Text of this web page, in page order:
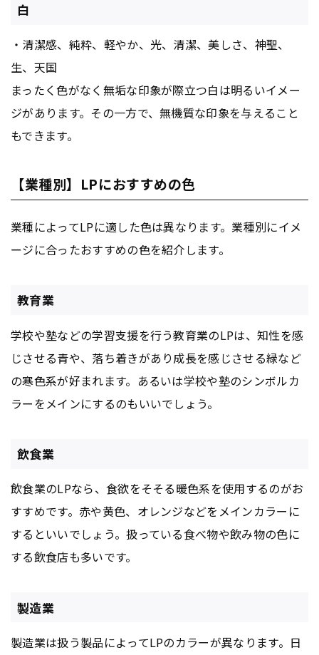
白
・清潔感、純粋、軽やか、光、清潔、美しさ、神聖、
生、天国
まったく色がなく無垢な印象が際立つ白は明るいイメー
ジがあります。その一方で、無機質な印象を与えること
もできます。
【業種別】LPにおすすめの色
業種によってLPに適した色は異なります。業種別にイメ
ージに合ったおすすめの色を紹介します。
教育業
学校や塾などの学習支援を行う教育業のLPは、知性を感
じさせる青や、落ち着きがあり成長を感じさせる緑など
の寒色系が好まれます。あるいは学校や塾のシンボルカ
ラーをメインにするのもいいでしょう。
飲食業
飲食業のLPなら、食欲をそそる暖色系を使用するのがお
すすめです。赤や黄色、オレンジなどをメインカラーに
するといいでしょう。扱っている食べ物や飲み物の色に
する飲食店も多いです。
製造業
製造業は扱う製品によってLPのカラーが異なります。日